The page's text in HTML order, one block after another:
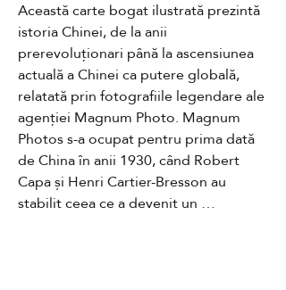
Această carte bogat ilustrată prezintă
istoria Chinei, de la anii
prerevoluționari până la ascensiunea
actuală a Chinei ca putere globală,
relatată prin fotografiile legendare ale
agenției Magnum Photo. Magnum
Photos s-a ocupat pentru prima dată
de China în anii 1930, când Robert
Capa și Henri Cartier-Bresson au
stabilit ceea ce a devenit un